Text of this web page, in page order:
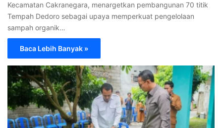
Kecamatan Cakranegara, menargetkan pembangunan 70 titik
Tempah Dedoro sebagai upaya memperkuat pengelolaan
sampah organik…
Baca Lebih Banyak »